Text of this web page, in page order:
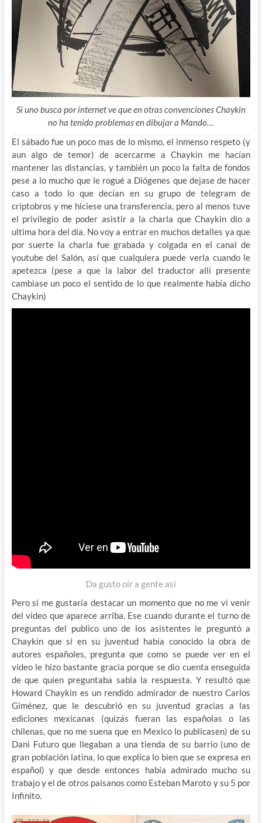
Si uno busca por internet ve que en otras convenciones Chaykin
no ha tenido problemas en dibujar a Mando…
El sábado fue un poco mas de lo mismo, el inmenso respeto (y
aun algo de temor) de acercarme a Chaykin me hacían
mantener las distancias, y también un poco la falta de fondos
pese a lo mucho que le rogué a Diógenes que dejase de hacer
caso a todo lo que decían en su grupo de telegram de
criptobros y me hiciese una transferencia, pero al menos tuve
el privilegio de poder asistir a la charla que Chaykin dio a
ultima hora del día. No voy a entrar en muchos detalles ya que
por suerte la charla fue grabada y colgada en el canal de
youtube del Salón, así que cualquiera puede verla cuando le
apetezca (pese a que la labor del traductor allí presente
cambiase un poco el sentido de lo que realmente había dicho
Chaykin)
Da gusto oír a gente así
Pero si me gustaría destacar un momento que no me vi venir
del video que aparece arriba. Ese cuando durante el turno de
preguntas del publico uno de los asistentes le preguntó a
Chaykin que si en su juventud había conocido la obra de
autores españoles, pregunta que como se puede ver en el
video le hizo bastante gracia porque se dio cuenta enseguida
de que quien preguntaba sabia la respuesta. Y resultó que
Howard Chaykin es un rendido admirador de nuestro Carlos
Giménez, que le descubrió en su juventud gracias a las
ediciones mexicanas (quizás fueran las españolas o las
chilenas, que no me suena que en Mexico lo publicasen) de su
Dani Futuro que llegaban a una tienda de su barrio (uno de
gran población latina, lo que explica lo bien que se expresa en
español) y que desde entonces había admirado mucho su
trabajo y el de otros paisanos como Esteban Maroto y su 5 por
Infinito.